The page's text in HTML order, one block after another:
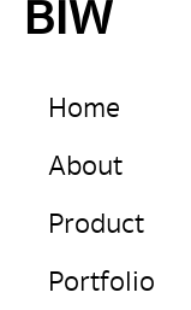
BIW
Home
About
Product
Portfolio